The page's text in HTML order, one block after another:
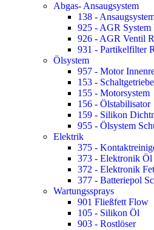
Abgas- Ansaugsystem
138 -
925 - AGR System
926 - AGR Ventil
931 - Partikelfilter
Ölsystem
957 - Motor
153 -
155 - Motorsystem
156 - Ölstabilisator
159 - Silikon
955 - Ölsystem
Elektrik
375 -
373 - Elektronik Öl
372 - Elektronik
377 - Batteriepol
Wartungssprays
901 Fließfett Flow
105 - Silikon Öl
903 - Rostlöser